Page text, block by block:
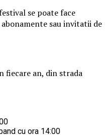
se poate face
sau invitatii de
fiecare an, din strada
cu ora 14:00